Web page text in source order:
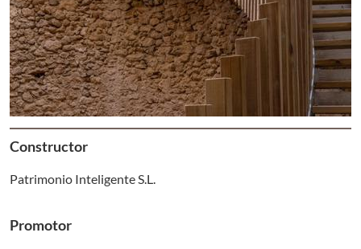
Constructor
Patrimonio Inteligente S.L.
Promotor